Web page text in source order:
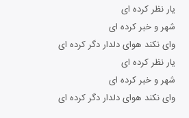
یار نظر کرده ای
شهر و خبر کرده ای
وای نکند هوای دلدار دگر کرده ای
یار نظر کرده ای
شهر و خبر کرده ای
وای نکند هوای دلدار دگر کرده ای